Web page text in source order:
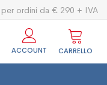
per ordini da € 290 + IVA
ACCOUNT CARRELLO